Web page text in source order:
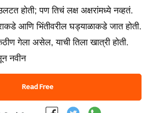
होती; पण तिचं लक्ष अक्षरांमध्ये नव्हतं.
आणि भिंतीवरील घड्याळाकडे जात होती.
गेला असेल, याची तिला खात्री होती.
नवीन
Read Free